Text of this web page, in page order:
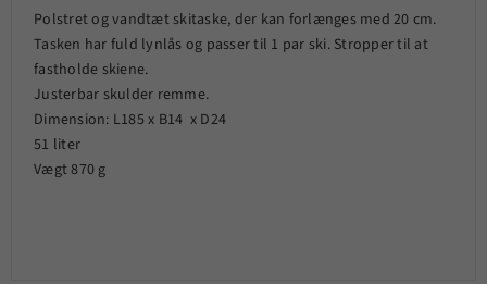
Polstret og vandtæt skitaske, der kan forlænges med 20 cm.
Tasken har fuld lynlås og passer til 1 par ski. Stropper til at
fastholde skiene.
Justerbar skulder remme.
Dimension: L185 x B14 x D24
51 liter
Vægt 870 g